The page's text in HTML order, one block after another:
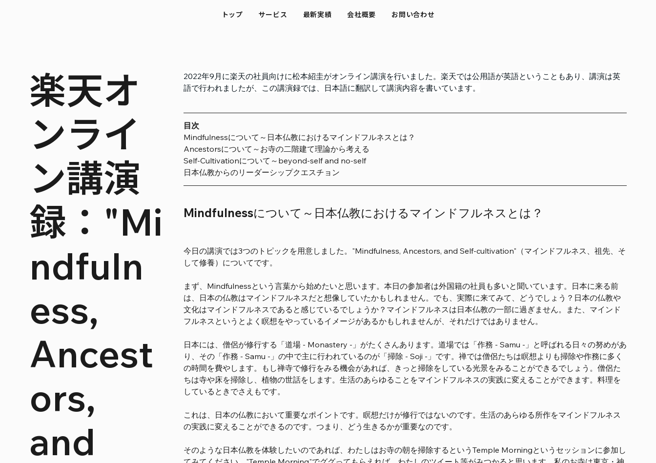
トップ サービス 最新実績 会社概要 お問い合わせ
2022年9月に楽天の社員向けに松本紹圭がオンライン講演を行いました。楽天では公用語が英語ということもあり、講演は英
語で行われましたが、この講演録では、日本語に翻訳して講演内容を書いています。
目次
Mindfulnessについて～日本仏教におけるマインドフルネスとは？
Ancestorsについて～お寺の二階建て理論から考える
Self-Cultivationについて～beyond-self and no-self
日本仏教からのリーダーシップクエスチョン
Mindfulnessについて～日本仏教におけるマインドフルネスとは？
今日の講演では3つのトピックを用意しました。"Mindfulness, Ancestors, and Self-cultivation"（マインドフルネス、祖先、そ
して修養）についてです。
まず、Mindfulnessという言葉から始めたいと思います。本日の参加者は外国籍の社員も多いと聞いています。日本に来る前
は、日本の仏教はマインドフルネスだと想像していたかもしれません。でも、実際に来てみて、どうでしょう？日本の仏教や
文化はマインドフルネスであると感じているでしょうか？マインドフルネスは日本仏教の一部に過ぎません。また、マインド
フルネスというとよく瞑想をやっているイメージがあるかもしれませんが、それだけではありません。
日本には、僧侶が修行する「道場 - Monastery -」がたくさんあります。道場では「作務 - Samu -」と呼ばれる日々の努めがあ
り、その「作務 - Samu -」の中で主に行われているのが「掃除 - Soji -」です。禅では僧侶たちは瞑想よりも掃除や作務に多く
の時間を費やします。もし禅寺で修行をみる機会があれば、きっと掃除をしている光景をみることができるでしょう。僧侶た
ちは寺や床を掃除し、植物の世話をします。生活のあらゆることをマインドフルネスの実践に変えることができます。料理を
しているときでさえもです。
これは、日本の仏教において重要なポイントです。瞑想だけが修行ではないのです。生活のあらゆる所作をマインドフルネス
の実践に変えることができるのです。つまり、どう生きるかが重要なのです。
そのような日本仏教を体験したいのであれば、わたしはお寺の朝を掃除するというTemple Morningというセッションに参加し
楽天オ
ンライ
ン講演
録："Mi
ndfuln
ess,
Ancest
ors,
and